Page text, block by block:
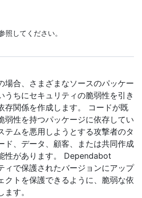
照してください。
場合、さまざまなソースのパッケー
うちにセキュリティの脆弱性を引き
存関係を作成します。 コードが既
弱性を持つパッケージに依存してい
テムを悪用しようとする攻撃者のタ
ド、データ、顧客、または共同作成
性があります。 Dependabot
ィで保護されたバージョンにアップ
クトを保護できるように、脆弱な依
す。